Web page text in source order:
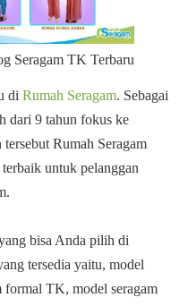
Seragam TK Terbaru
di Rumah Seragam. Sebagai
dari 9 tahun fokus ke
Rumah Seragam
untuk pelanggan
bisa Anda pilih di
tersedia yaitu, model
formal TK, model seragam